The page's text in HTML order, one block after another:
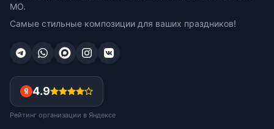
МО.
Самые стильные композиции для ваших праздников!
4.9
Рейтинг организации в Яндексе